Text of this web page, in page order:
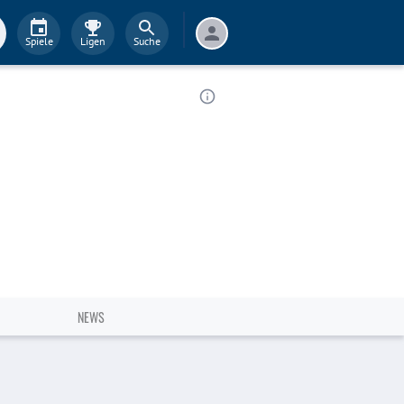
Spiele Ligen Suche
NEWS